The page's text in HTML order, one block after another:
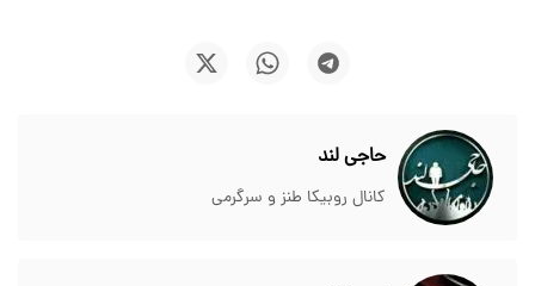
حاجی لند
کانال روبیکا طنز و سرگرمی